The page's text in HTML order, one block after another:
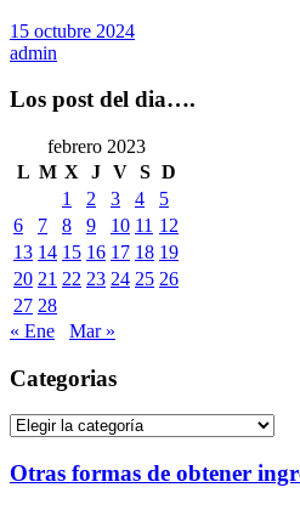
15 octubre 2024
admin
Los post del dia….
febrero 2023
L M X J V S D
1
2 3 4
5
6
7 8 9 10 11 12
13 14 15 16 17 18 19
20 21 22 23 24 25 26
27 28
« Ene
Mar »
Categorias
Categorias
Otras formas de obtener